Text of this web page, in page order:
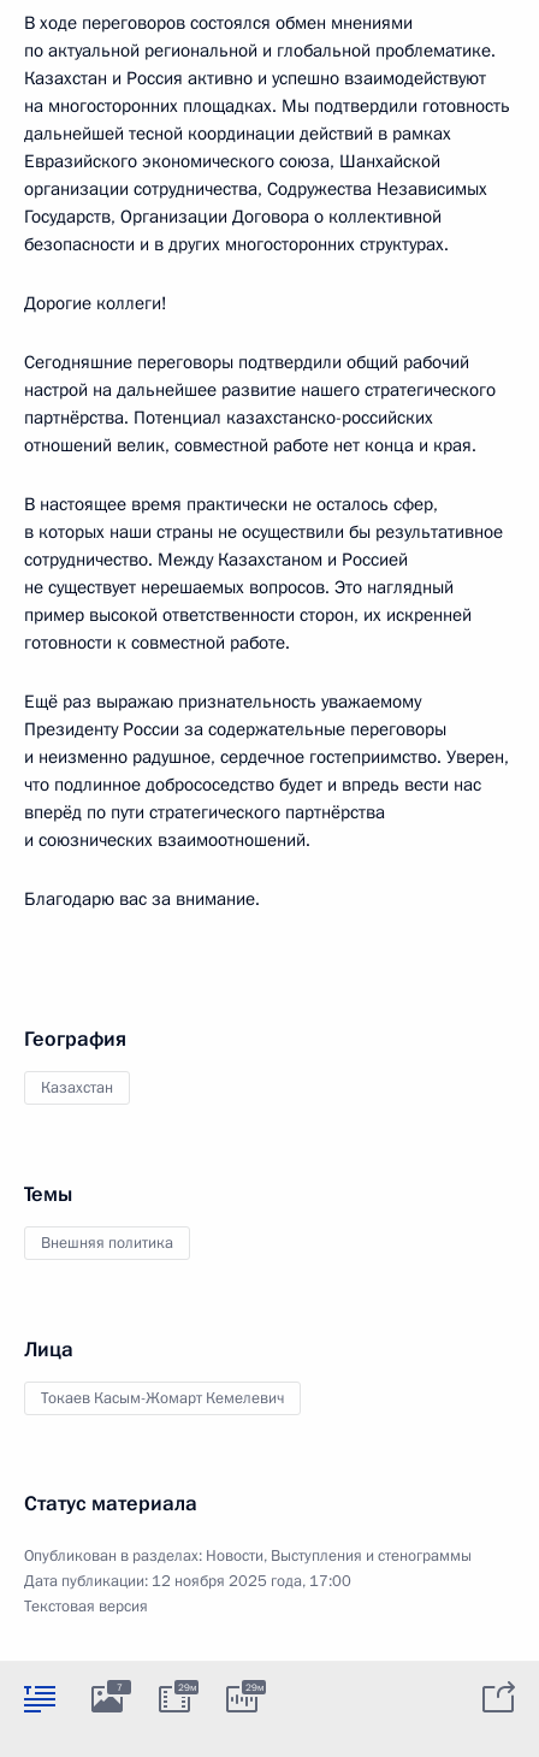
В ходе переговоров состоялся обмен мнениями
по актуальной региональной и глобальной проблематике.
Казахстан и Россия активно и успешно взаимодействуют
на многосторонних площадках. Мы подтвердили готовность
дальнейшей тесной координации действий в рамках
Евразийского экономического союза, Шанхайской
организации сотрудничества, Содружества Независимых
Государств, Организации Договора о коллективной
безопасности и в других многосторонних структурах.
Дорогие коллеги!
Сегодняшние переговоры подтвердили общий рабочий
настрой на дальнейшее развитие нашего стратегического
партнёрства. Потенциал казахстанско-российских
отношений велик, совместной работе нет конца и края.
В настоящее время практически не осталось сфер,
в которых наши страны не осуществили бы результативное
сотрудничество. Между Казахстаном и Россией
не существует нерешаемых вопросов. Это наглядный
пример высокой ответственности сторон, их искренней
готовности к совместной работе.
Ещё раз выражаю признательность уважаемому
Президенту России за содержательные переговоры
и неизменно радушное, сердечное гостеприимство. Уверен,
что подлинное добрососедство будет и впредь вести нас
вперёд по пути стратегического партнёрства
и союзнических взаимоотношений.
Благодарю вас за внимание.
География
Казахстан
Темы
Внешняя политика
Лица
Токаев Касым-Жомарт Кемелевич
Статус материала
Опубликован в разделах: Новости, Выступления и стенограммы
Дата публикации: 12 ноября 2025 года, 17:00
Текстовая версия
7 29м 29м